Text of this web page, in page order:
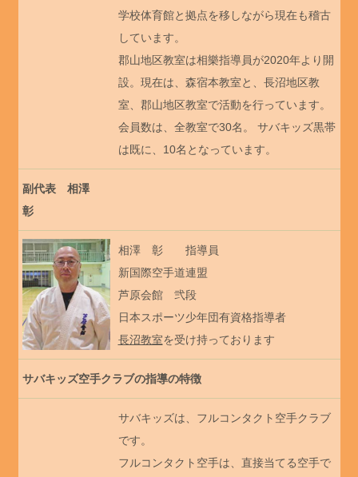
学校体育館と拠点を移しながら現在も稽古
しています。
郡山地区教室は相樂指導員が2020年より開
設。現在は、森宿本教室と、長沼地区教
室、郡山地区教室で活動を行っています。
会員数は、全教室で30名。 サバキッズ黒帯
は既に、10名となっています。
副代表 相澤
彰
相澤 彰 指導員
新国際空手道連盟
芦原会館 弐段
日本スポーツ少年団有資格指導者
長沼教室を受け持っております
サバキッズ空手クラブの指導の特徴
サバキッズは、フルコンタクト空手クラブ
です。
フルコンタクト空手は、直接当てる空手で